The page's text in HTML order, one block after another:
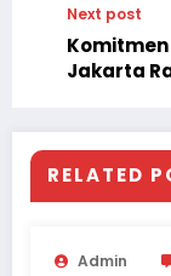
Next post
Komitmen
Jakarta
RELATED
Admin